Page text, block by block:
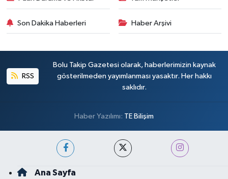
Son Dakika Haberleri Haber Arşivi
RSS
Bolu Takip Gazetesi olarak, haberlerimizin kaynak
gösterilmeden yayımlanması yasaktır. Her hakkı
saklıdır.
Haber Yazılımı: TE Bilişim
Ana Sayfa